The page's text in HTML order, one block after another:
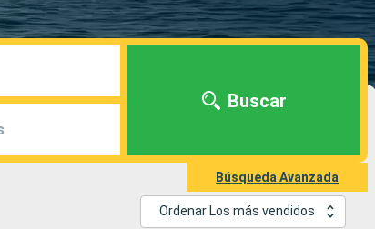
Buscar
Búsqueda Avanzada
Ordenar Los más vendidos